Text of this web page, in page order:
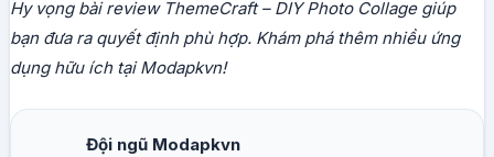
Hy vọng bài review ThemeCraft – DIY Photo Collage giúp
bạn đưa ra quyết định phù hợp. Khám phá thêm nhiều ứng
dụng hữu ích tại Modapkvn!
Đội ngũ Modapkvn